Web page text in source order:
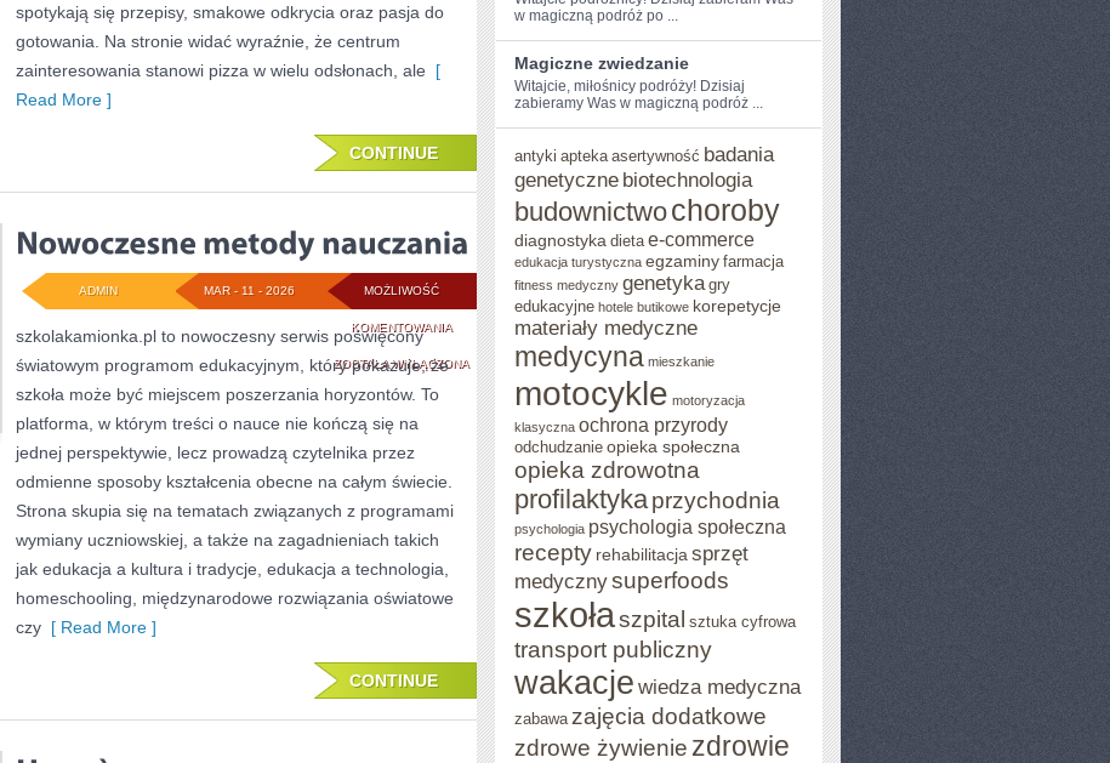
spotykają się przepisy, smakowe odkrycia oraz pasja do
gotowania. Na stronie widać wyraźnie, że centrum
zainteresowania stanowi pizza w wielu odsłonach, ale [
Read More ]
CONTINUE
MOŻLIWOŚĆ
KOMENTOWANIANOWOCZESNE
METODY
NAUCZANIA
ZOSTAŁA WYŁĄCZONA
MAR - 11 - 2026
ADMIN
szkolakamionka.pl to nowoczesny serwis poświęcony
światowym programom edukacyjnym, który pokazuje, że
szkoła może być miejscem poszerzania horyzontów. To
platforma, w którym treści o nauce nie kończą się na
jednej perspektywie, lecz prowadzą czytelnika przez
odmienne sposoby kształcenia obecne na całym świecie.
Strona skupia się na tematach związanych z programami
wymiany uczniowskiej, a także na zagadnieniach takich
jak edukacja a kultura i tradycje, edukacja a technologia,
homeschooling, międzynarodowe rozwiązania oświatowe
czy [ Read More ]
CONTINUE
w magiczną podróż po ...
Magiczne zwiedzanie
Witajcie, miłośnicy podróży! Dzisiaj
zabieramy Was w magiczną podróż ...
antyki apteka asertywność badania
genetyczne biotechnologia
budownictwochoroby
diagnostyka dieta e-commerce
edukacja turystyczna egzaminy farmacja
fitness medyczny genetyka gry
edukacyjne hotele butikowe korepetycje
materiały medyczne
medycyna mieszkanie
motocykle motoryzacja
klasyczna ochrona przyrody
odchudzanie opieka społeczna
opieka zdrowotna
profilaktykaprzychodnia
psychologia psychologia społeczna
recepty rehabilitacja sprzęt
medycznysuperfoods
szkołaszpital sztuka cyfrowa
transport publiczny
wakacje wiedza medyczna
zabawa zajęcia dodatkowe
zdrowe żywienie zdrowie